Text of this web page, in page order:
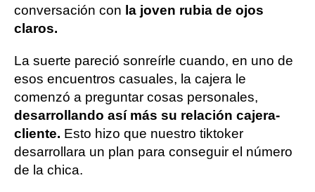
conversación con la joven rubia de ojos
claros.
La suerte pareció sonreírle cuando, en uno de
esos encuentros casuales, la cajera le
comenzó a preguntar cosas personales,
desarrollando así más su relación cajera-
cliente. Esto hizo que nuestro tiktoker
desarrollara un plan para conseguir el número
de la chica.